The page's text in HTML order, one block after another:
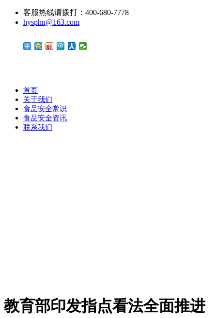
客服热线请拨打：400-680-7778
hysphn@163.com
首页
关于我们
食品安全常识
食品安全资讯
联系我们
教育部印发指点看法全面推进